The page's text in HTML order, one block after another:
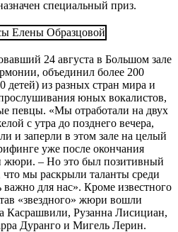
специальный приз.
24 августа в Большом зале
объединил более 200
детей) из разных стран мира и
юных вокалистов,
певцы. «Мы отработали на двух
с утра до позднего вечера,
и заперли в этом зале на целый
уже после окончания
жюри. – Но это был позитивный
мы раскрыли таланты среди
важно для нас». Кроме известного
«звездного» жюри вошли
Касрашвили, Рузанна Лисициан,
Дуранго и Мигель Лерин.